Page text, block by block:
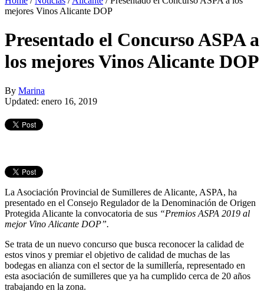
mejores Vinos Alicante DOP
Presentado el Concurso ASPA a
los mejores Vinos Alicante DOP
By Marina
Updated: enero 16, 2019
La Asociación Provincial de Sumilleres de Alicante, ASPA, ha
presentado en el Consejo Regulador de la Denominación de Origen
Protegida Alicante la convocatoria de sus “Premios ASPA 2019 al
mejor Vino Alicante DOP”.
Se trata de un nuevo concurso que busca reconocer la calidad de
estos vinos y premiar el objetivo de calidad de muchas de las
bodegas en alianza con el sector de la sumillería, representado en
esta asociación de sumilleres que ya ha cumplido cerca de 20 años
trabajando en la zona.